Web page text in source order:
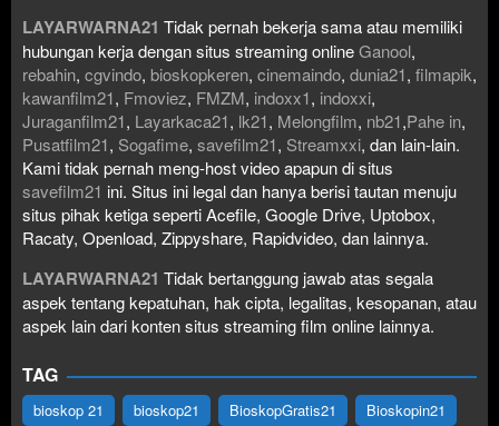
LAYARWARNA21 Tidak pernah bekerja sama atau memiliki
hubungan kerja dengan situs streaming onlineGanool,
rebahin, cgvindo, bioskopkeren, cinemaindo, dunia21, filmapik,
kawanfilm21, Fmoviez, FMZM, indoxx1, indoxxi,
Juraganfilm21, Layarkaca21, lk21, Melongfilm, nb21,Pahe in,
Pusatfilm21, Sogafime, savefilm21, Streamxxi, dan lain-lain.
Kami tidak pernah meng-host video apapun di situs
savefilm21 ini. Situs ini legal dan hanya berisi tautan menuju
situs pihak ketiga seperti Acefile, Google Drive, Uptobox,
Racaty, Openload, Zippyshare, Rapidvideo, dan lainnya.
LAYARWARNA21 Tidak bertanggung jawab atas segala
aspek tentang kepatuhan, hak cipta, legalitas, kesopanan, atau
aspek lain dari konten situs streaming film online lainnya.
TAG
bioskop 21 bioskop21 BioskopGratis21 Bioskopin21